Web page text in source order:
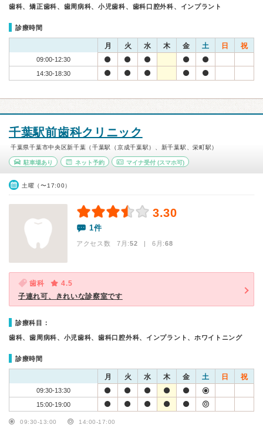
歯科、矯正歯科、歯周病科、小児歯科、歯科口腔外科、インプラント
診療時間
月 火 水 木 金 土 日 祝
09:00-12:30
14:30-18:30
千葉駅前歯科クリニック
千葉県千葉市中央区新千葉（千葉駅（京成千葉駅）、新千葉駅、栄町駅）
駐車場あり ネット予約 マイナ受付 (スマホ可)
土曜（〜17:00）
3.30
1件
アクセス数 7月:52 | 6月:68
歯科
4.5
子連れ可、きれいな診察室です
診療科目：
歯科、歯周病科、小児歯科、歯科口腔外科、インプラント、ホワイトニング
診療時間
月 火 水 木 金 土 日 祝
09:30-13:30
15:00-19:00
09:30-13:00 14:00-17:00